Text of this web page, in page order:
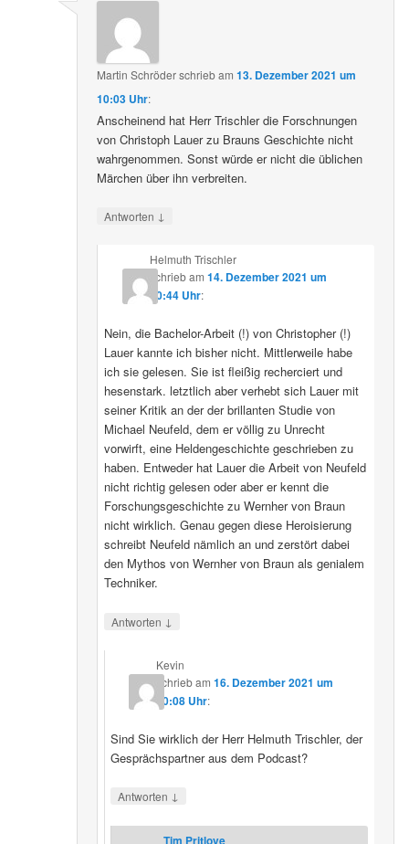
Martin Schröderschriebam13. Dezember 2021 um
10:03 Uhr:
Anscheinend hat Herr Trischler die Forschnungen
von Christoph Lauer zu Brauns Geschichte nicht
wahrgenommen. Sonst würde er nicht die üblichen
Märchen über ihn verbreiten.
Antworten ↓
Helmuth Trischler
schriebam 14. Dezember 2021 um
20:44 Uhr:
Nein, die Bachelor-Arbeit (!) von Christopher (!)
Lauer kannte ich bisher nicht. Mittlerweile habe
ich sie gelesen. Sie ist fleißig recherciert und
hesenstark. letztlich aber verhebt sich Lauer mit
seiner Kritik an der der brillanten Studie von
Michael Neufeld, dem er völlig zu Unrecht
vorwirft, eine Heldengeschichte geschrieben zu
haben. Entweder hat Lauer die Arbeit von Neufeld
nicht richtig gelesen oder aber er kennt die
Forschungsgeschichte zu Wernher von Braun
nicht wirklich. Genau gegen diese Heroisierung
schreibt Neufeld nämlich an und zerstört dabei
den Mythos von Wernher von Braun als genialem
Techniker.
Antworten ↓
Kevin
schriebam16. Dezember 2021 um
20:08 Uhr:
Sind Sie wirklich der Herr Helmuth Trischler, der
Gesprächspartner aus dem Podcast?
Antworten ↓
Tim Pritlove